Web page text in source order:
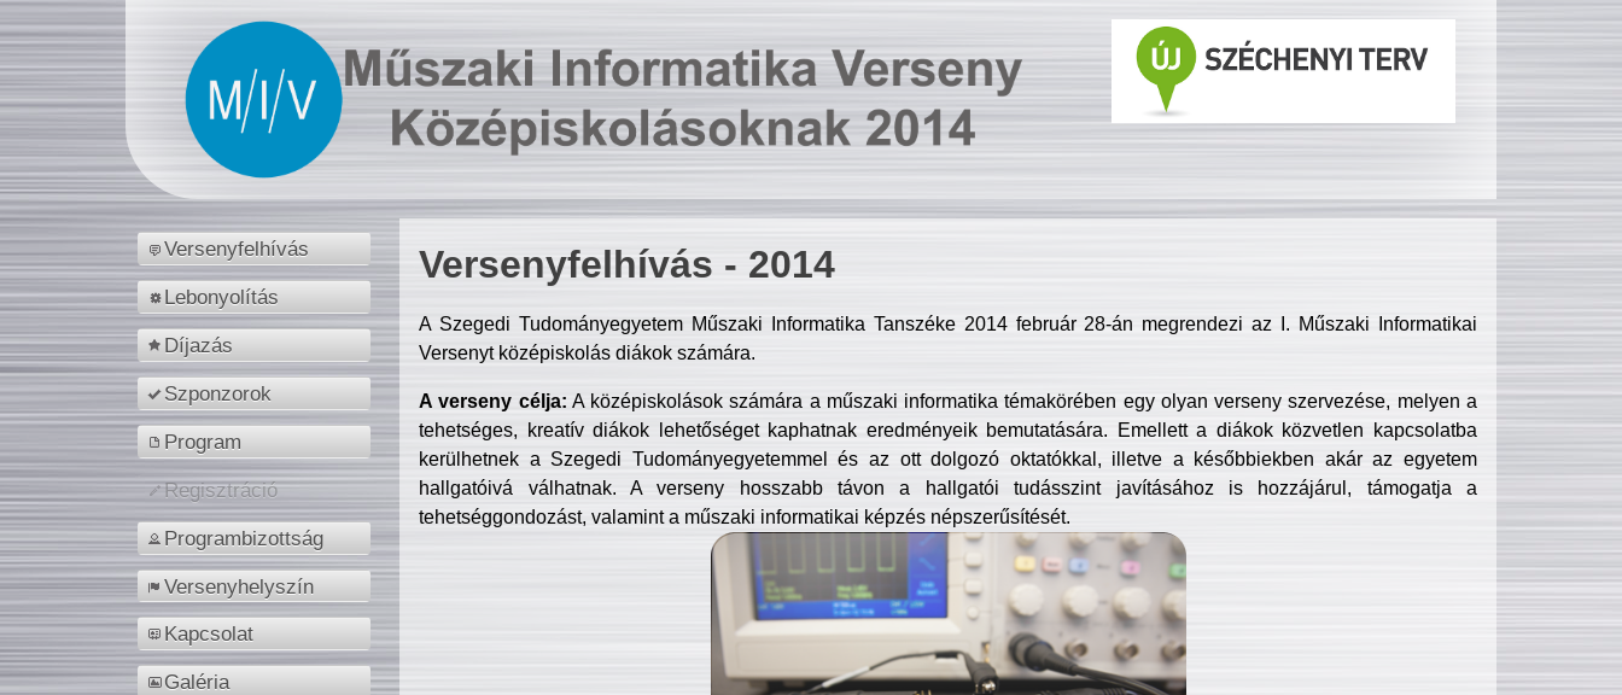
Versenyfelhívás
Lebonyolítás
Díjazás
Szponzorok
Program
Regisztráció
Programbizottság
Versenyhelyszín
Kapcsolat
Galéria
Versenyfelhívás - 2014
A Szegedi Tudományegyetem Műszaki Informatika Tanszéke 2014 február 28-án megrendezi az I. Műszaki Informatikai
Versenyt középiskolás diákok számára.
A verseny célja: A középiskolások számára a műszaki informatika témakörében egy olyan verseny szervezése, melyen a
tehetséges, kreatív diákok lehetőséget kaphatnak eredményeik bemutatására. Emellett a diákok közvetlen kapcsolatba
kerülhetnek a Szegedi Tudományegyetemmel és az ott dolgozó oktatókkal, illetve a későbbiekben akár az egyetem
hallgatóivá válhatnak. A verseny hosszabb távon a hallgatói tudásszint javításához is hozzájárul, támogatja a
tehetséggondozást, valamint a műszaki informatikai képzés népszerűsítését.